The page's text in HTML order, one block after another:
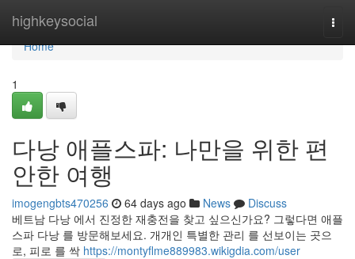
highkeysocial
Home
Home
1
다낭 애플스파: 나만을 위한 편
안한 여행
imogengbts470256 64 days ago News
Discuss
베트남 다낭 에서 진정한 재충전을 찾고 싶으신가요? 그렇다면 애플
스파 다낭 를 방문해보세요. 개개인 특별한 관리 를 선보이는 곳으
로, 피로 를 싹 https://montyflme889983.wikigdia.com/user